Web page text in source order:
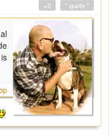
" quote "
+0